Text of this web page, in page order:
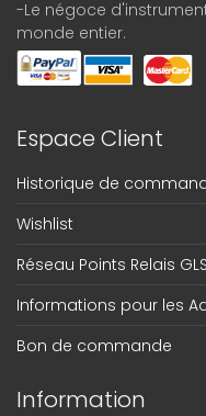
-Le négoce
monde entier.
Espace Client
Historique de
Wishlist
Réseau Points Relais GLS
Informations pour les
Bon de commande
Information